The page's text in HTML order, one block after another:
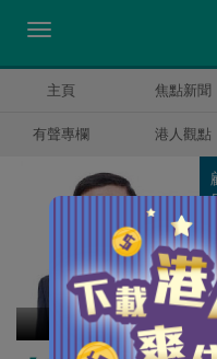
主頁 焦點新聞
有聲專欄 港人觀點
顧敏康